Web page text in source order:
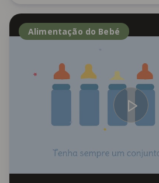
Alimentação do Bebé